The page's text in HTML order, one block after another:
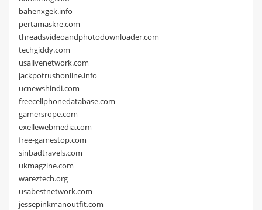
bahenxgek.info
pertamaskre.com
threadsvideoandphotodownloader.com
techgiddy.com
usalivenetwork.com
jackpotrushonline.info
ucnewshindi.com
freecellphonedatabase.com
gamersrope.com
exellewebmedia.com
free-gamestop.com
sinbadtravels.com
ukmagzine.com
wareztech.org
usabestnetwork.com
jessepinkmanoutfit.com